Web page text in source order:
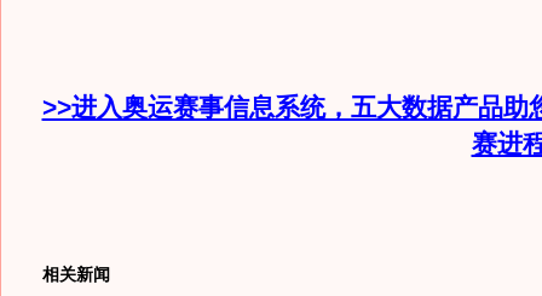
>>进入奥运赛事信息系统，五大数据产品助
赛进
相关新闻